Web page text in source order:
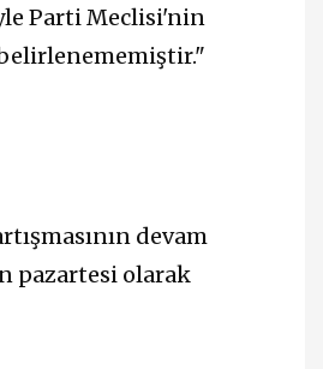
Parti Meclisi'nin
devam
pazartesi olarak